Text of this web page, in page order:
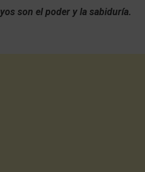
son el poder y la sabiduría.